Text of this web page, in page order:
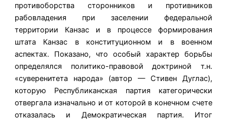
противоборства сторонников и противников
рабовладения при заселении федеральной
территории Канзас и в процессе формирования
штата Канзас в конституционном и в военном
аспектах. Показано, что особый характер борьбы
определялся политико-правовой доктриной т.н.
«суверенитета народа» (автор — Стивен Дуглас),
которую Республиканская партия категорически
отвергала изначально и от которой в конечном счете
отказалась и Демократическая партия. Итог